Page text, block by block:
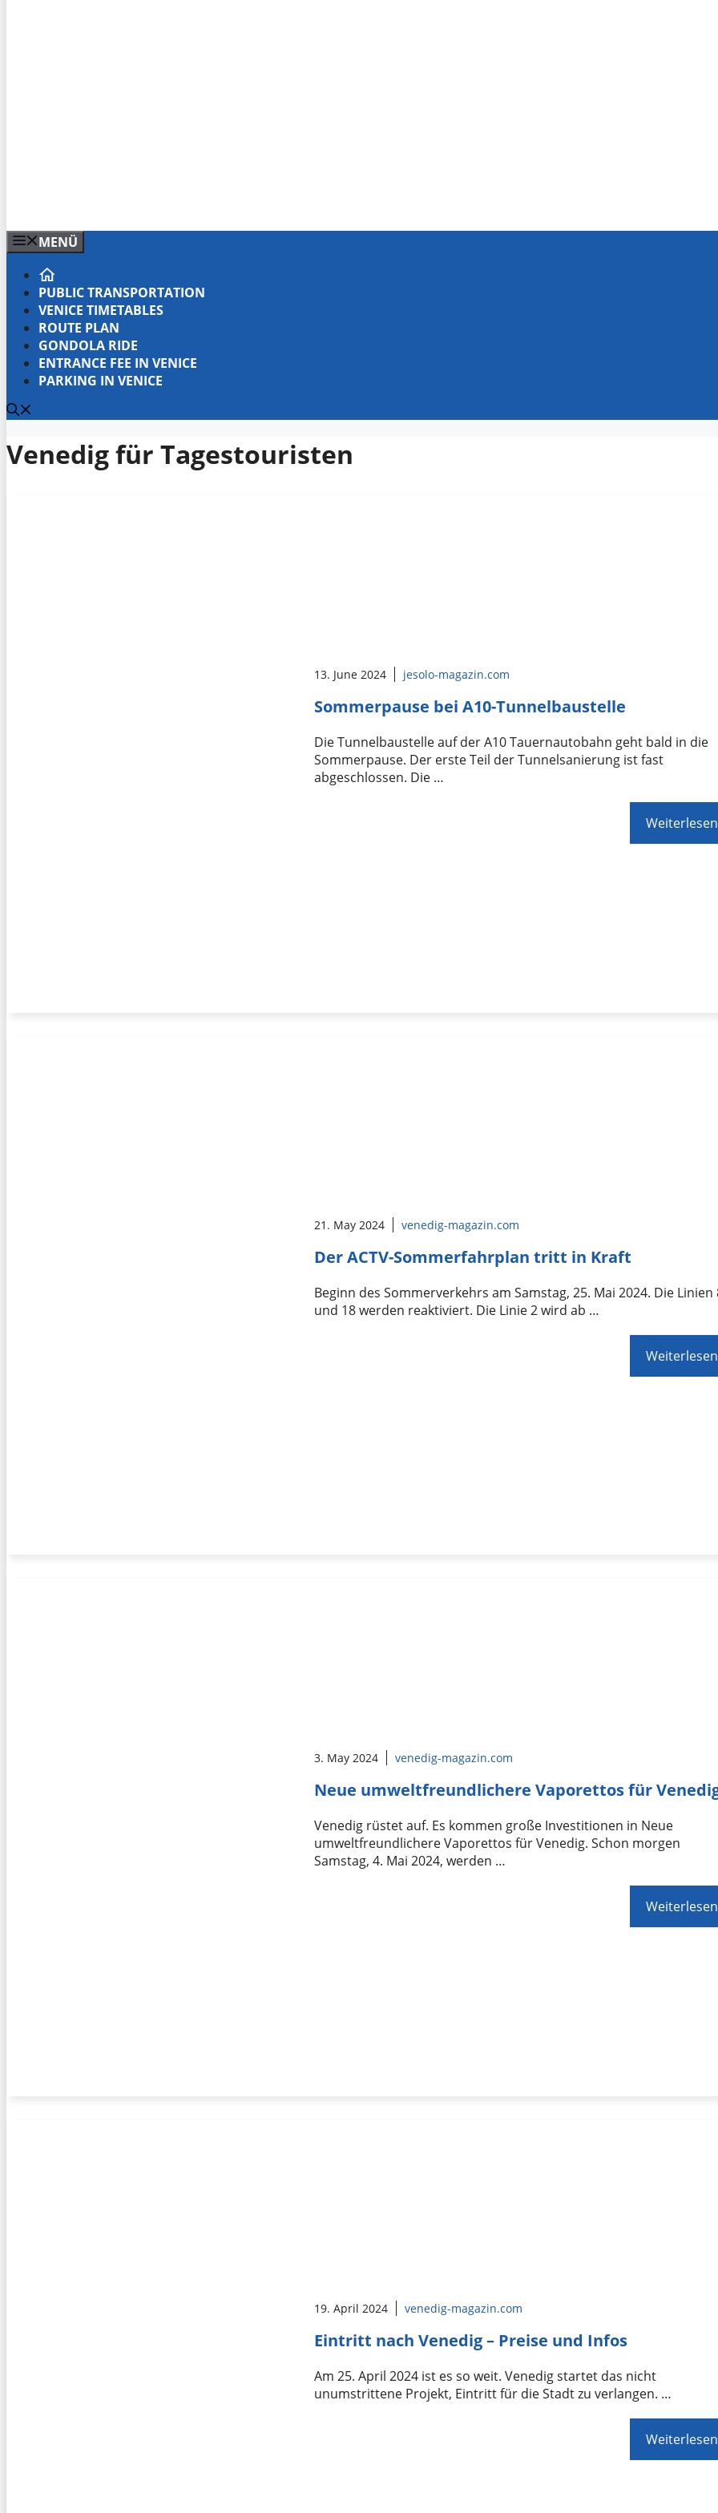
MENÜ
PUBLIC TRANSPORTATION
VENICE TIMETABLES
ROUTE PLAN
GONDOLA RIDE
ENTRANCE FEE IN VENICE
PARKING IN VENICE
Venedig für Tagestouristen
13. June 2024 jesolo-magazin.com
Sommerpause bei A10-Tunnelbaustelle
Die Tunnelbaustelle auf der A10 Tauernautobahn geht bald in die
Sommerpause. Der erste Teil der Tunnelsanierung ist fast
abgeschlossen. Die …
Weiterlesen
21. May 2024 venedig-magazin.com
Der ACTV-Sommerfahrplan tritt in Kraft
Beginn des Sommerverkehrs am Samstag, 25. Mai 2024. Die Linien
und 18 werden reaktiviert. Die Linie 2 wird ab …
Weiterlesen
3. May 2024 venedig-magazin.com
Neue umweltfreundlichere Vaporettos für
Venedig rüstet auf. Es kommen große Investitionen in Neue
umweltfreundlichere Vaporettos für Venedig. Schon morgen
Samstag, 4. Mai 2024, werden …
Weiterlesen
19. April 2024 venedig-magazin.com
Eintritt nach Venedig – Preise und Infos
Am 25. April 2024 ist es so weit. Venedig startet das nicht
unumstrittene Projekt, Eintritt für die Stadt zu verlangen. …
Weiterlesen